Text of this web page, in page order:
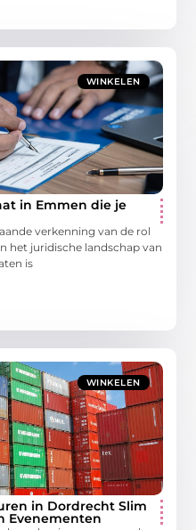
WINKELEN
in Emmen die je
verkenning van de rol
het juridische landschap van
is
WINKELEN
in Dordrecht Slim
Evenementen